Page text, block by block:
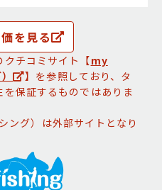
を見る
チコミサイト【my
】を参照しており、タ
保証するものではありま
グ）は外部サイトとなり